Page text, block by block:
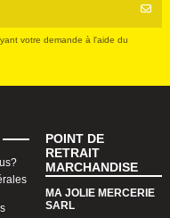
votre demande à l'aide du
POINT DE
RETRAIT
MARCHANDISE
MA JOLIE MERCERIE
SARL